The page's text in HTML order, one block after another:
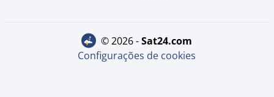
© 2026 - sat24.com
Configurações de cookies